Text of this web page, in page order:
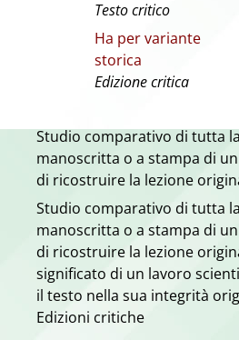
Testo critico
Ha per variante
storica
Edizione critica
Studio comparativo di tutta
manoscritta o a stampa di
di ricostruire la lezione
Studio comparativo di tutta
manoscritta o a stampa di
di ricostruire la lezione
significato di un lavoro
il testo nella sua integrità
Edizioni critiche